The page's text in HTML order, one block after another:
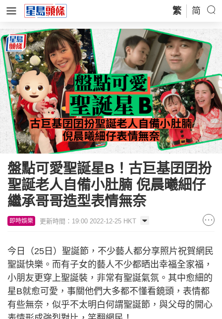
繁 简
盤點可愛聖誕星B！古巨基囝囝扮
聖誕老人自備小肚腩 倪晨曦細仔
繼承哥哥造型表情無奈
即時娛樂 更新時間：19:00 2022-12-25 HKT
今日（25日）聖誕節，不少藝人都分享照片祝賀網民
聖誕快樂。而有子女的藝人不少都晒出幸福全家福，
小朋友更穿上聖誕裝，非常有聖誕氣氛。其中愈細的
星B就愈可愛，事關他們大多都不懂看鏡頭，表情都
有些無奈，似乎不太明白何謂聖誕節，與父母的開心